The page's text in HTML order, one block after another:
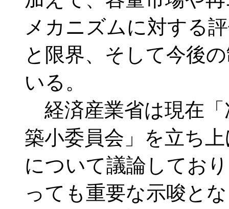
メカニズムに対する
と限界、そして今後
いる。
経済産業省は現在「
築小委員会」を立ち
について議論してお
っても重要な示唆と